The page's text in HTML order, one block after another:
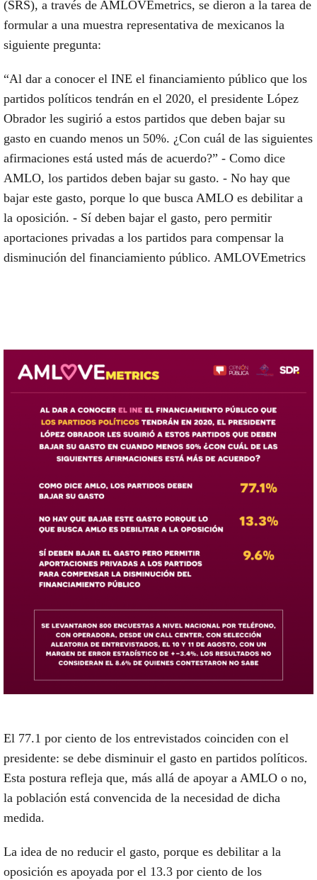
(SRS), a través de AMLOVEmetrics, se dieron a la tarea de
formular a una muestra representativa de mexicanos la
siguiente pregunta:
“Al dar a conocer el INE el financiamiento público que los
partidos políticos tendrán en el 2020, el presidente López
Obrador les sugirió a estos partidos que deben bajar su
gasto en cuando menos un 50%. ¿Con cuál de las siguientes
afirmaciones está usted más de acuerdo?” - Como dice
AMLO, los partidos deben bajar su gasto. - No hay que
bajar este gasto, porque lo que busca AMLO es debilitar a
la oposición. - Sí deben bajar el gasto, pero permitir
aportaciones privadas a los partidos para compensar la
disminución del financiamiento público. AMLOVEmetrics
El 77.1 por ciento de los entrevistados coinciden con el
presidente: se debe disminuir el gasto en partidos políticos.
Esta postura refleja que, más allá de apoyar a AMLO o no,
la población está convencida de la necesidad de dicha
medida.
La idea de no reducir el gasto, porque es debilitar a la
oposición es apoyada por el 13.3 por ciento de los